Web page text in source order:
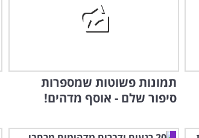
תמונות פשוטות שמספרות
סיפור שלם - אוסף מדהים!